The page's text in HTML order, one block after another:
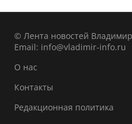
© Лента новостей
Email: info@vladimir-info.ru
О нас
Контакты
Редакционная политика